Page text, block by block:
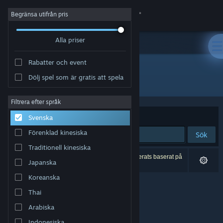
Logga in
Om
Support
Byt språk
Skaffa Steams mobilapp
Se skrivbordswebbplats
Begränsa utifrån pris
Alla priser
Rabatter och event
Dölj spel som är gratis att spela
Filtrera efter språk
Svenska
Förenklad kinesiska
Traditionell kinesiska
Japanska
Koreanska
Thai
Arabiska
Utgivare: Polyraptor Games
Sortera efter Relevans
Sök
0 träffar matchade din sökning. 1 titel har exkluderats baserat på
dina preferenser.